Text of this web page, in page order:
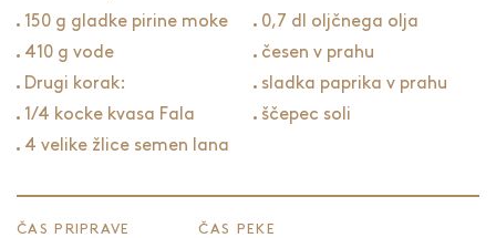
150 g gladke pirine moke
410 g vode
Drugi korak:
1/4 kocke kvasa Fala
4 velike žlice semen lana
0,7 dl oljčnega olja
česen v prahu
sladka paprika v prahu
ščepec soli
ČAS PRIPRAVE ČAS PEKE